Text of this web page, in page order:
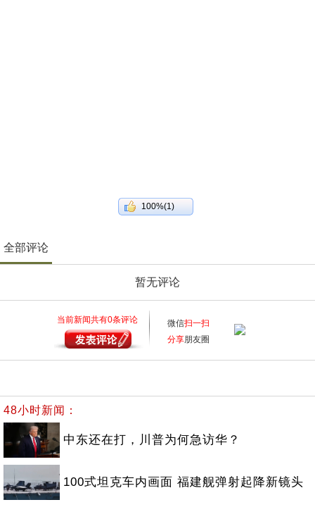
100%(1)
全部评论
暂无评论
当前新闻共有0条评论 微信扫一扫
分享朋友圈
48小时新闻：
中东还在打，川普为何急访华？
100式坦克车内画面 福建舰弹射起降新镜头